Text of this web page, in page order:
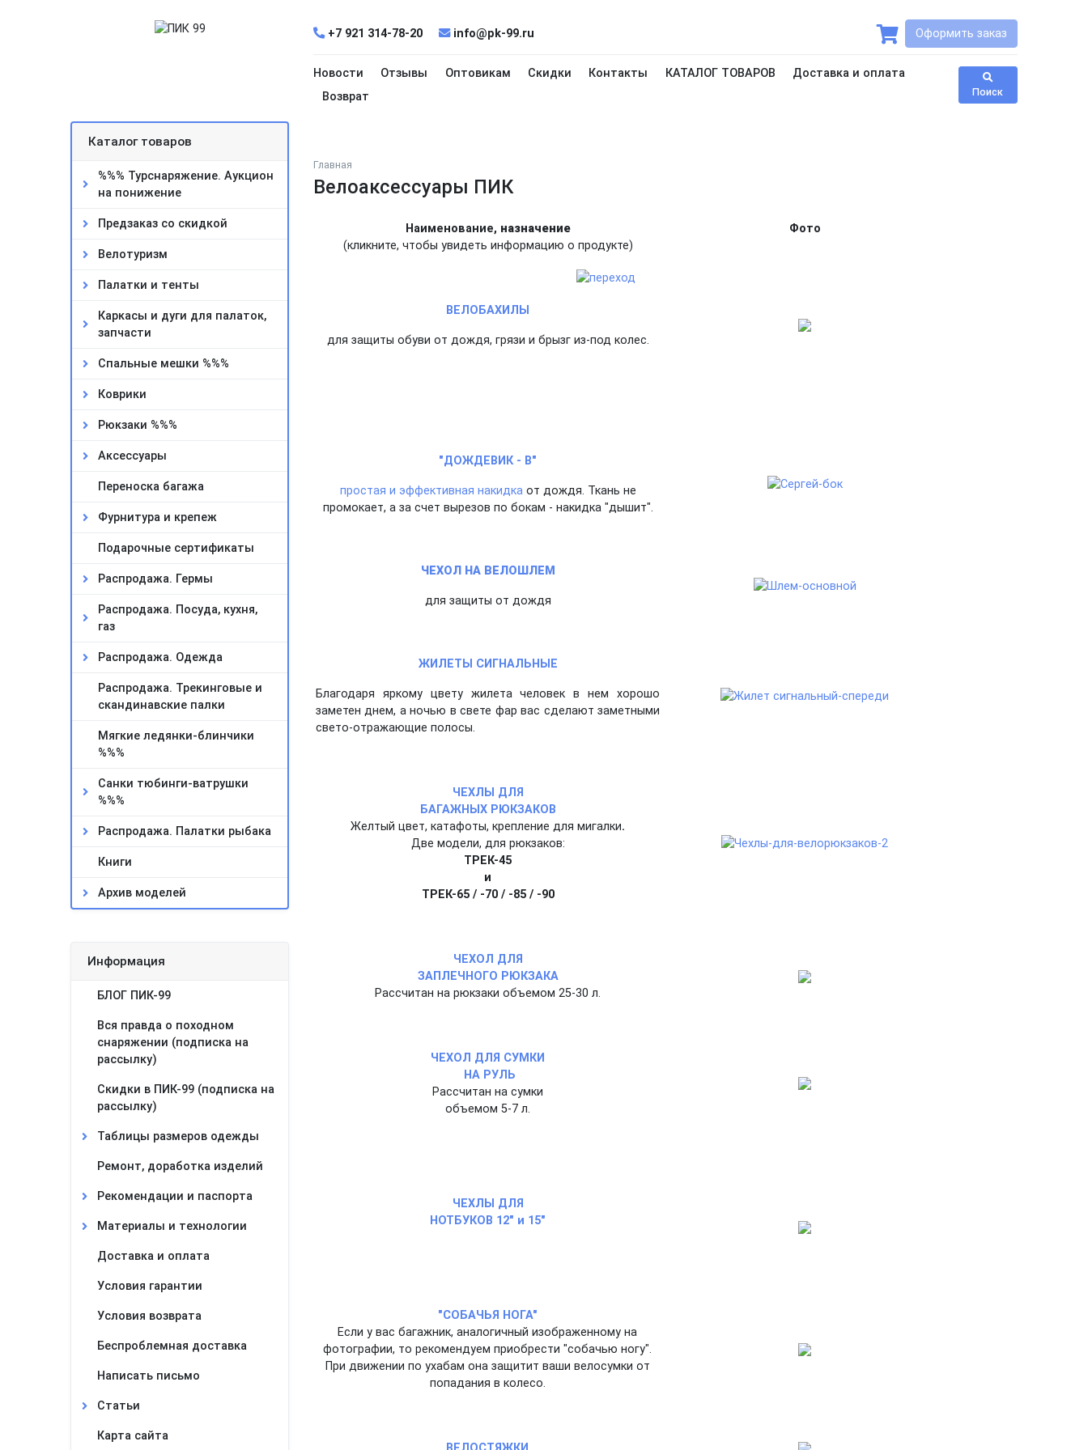
+7 921 314-78-20 info@pk-99.ru Оформить заказ
Новости Отзывы Оптовикам Скидки Контакты КАТАЛОГ ТОВАРОВ
Доставка и оплата
Возврат
Поиск
Каталог товаров
%%% Турснаряжение. Аукцион
на понижение
Предзаказ со скидкой
Велотуризм
Палатки и тенты
Каркасы и дуги для палаток,
запчасти
Спальные мешки %%%
Коврики
Рюкзаки %%%
Аксессуары
Переноска багажа
Фурнитура и крепеж
Подарочные сертификаты
Распродажа. Гермы
Распродажа. Посуда, кухня,
газ
Распродажа. Одежда
Распродажа. Трекинговые и
скандинавские палки
Мягкие ледянки-блинчики
%%%
Санки тюбинги-ватрушки
%%%
Распродажа. Палатки рыбака
Книги
Архив моделей
Информация
БЛОГ ПИК-99
Вся правда о походном
снаряжении (подписка на
рассылку)
Скидки в ПИК-99 (подписка на
рассылку)
Таблицы размеров одежды
Ремонт, доработка изделий
Рекомендации и паспорта
Материалы и технологии
Доставка и оплата
Условия гарантии
Условия возврата
Беспроблемная доставка
Написать письмо
Статьи
Карта сайта
Главная
Велоаксессуары ПИК
Наименование, назначение
(кликните, чтобы увидеть информацию о продукте)
Фото
ВЕЛОБАХИЛЫ
для защиты обуви от дождя, грязи и брызг из-под колес.
"ДОЖДЕВИК - В"
простая и эффективная накидкаот дождя. Ткань не
промокает, а за счет вырезов по бокам - накидка "дышит".
ЧЕХОЛ НА ВЕЛОШЛЕМ
для защиты от дождя
ЖИЛЕТЫ СИГНАЛЬНЫЕ
Благодаря яркому цвету жилета человек в нем хорошо
заметен днем, а ночью в свете фар вас сделают заметными
свето-отражающие полосы.
ЧЕХЛЫ ДЛЯ
БАГАЖНЫХ РЮКЗАКОВ
Желтый цвет, катафоты, крепление для мигалки.
Две модели, для рюкзаков:
ТРЕК-45
и
ТРЕК-65 / -70 / -85 / -90
ЧЕХОЛ ДЛЯ
ЗАПЛЕЧНОГО РЮКЗАКА
Рассчитан на рюкзаки объемом 25-30 л.
ЧЕХОЛ ДЛЯ СУМКИ
НА РУЛЬ
Рассчитан на сумки
объемом 5-7 л.
ЧЕХЛЫ ДЛЯ
НОТБУКОВ 12" и 15"
"СОБАЧЬЯ НОГА"
Если у вас багажник, аналогичный изображенному на
фотографии, то рекомендуем приобрести "собачью ногу".
При движении по ухабам она защитит ваши велосумки от
попадания в колесо.